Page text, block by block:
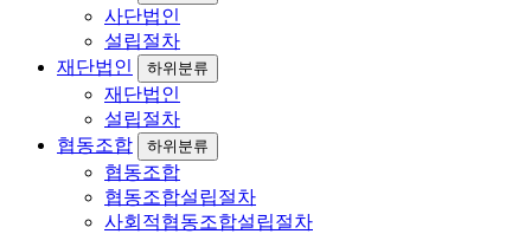
사단법인
설립절차
재단법인
하위분류
재단법인
설립절차
협동조합
하위분류
협동조합
협동조합설립절차
사회적협동조합설립절차